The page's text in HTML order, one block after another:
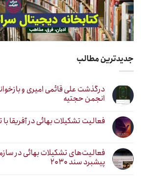
جدیدترین مطالب
درگذشت علی قائمی امیری و
انجمن حجتیه
فعالیت تشکیلات بهائی در آفریقا
فعالیت‌های تشکیلات بهائی در
پیشبرد سند ۲۰۳۰